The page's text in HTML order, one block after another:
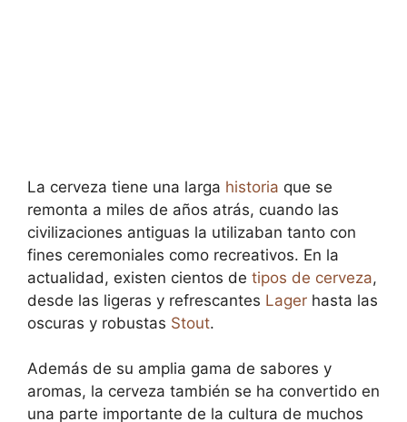
La cerveza tiene una larga historia que se
remonta a miles de años atrás, cuando las
civilizaciones antiguas la utilizaban tanto con
fines ceremoniales como recreativos. En la
actualidad, existen cientos de tipos de cerveza,
desde las ligeras y refrescantes Lager hasta las
oscuras y robustas Stout.
Además de su amplia gama de sabores y
aromas, la cerveza también se ha convertido en
una parte importante de la cultura de muchos